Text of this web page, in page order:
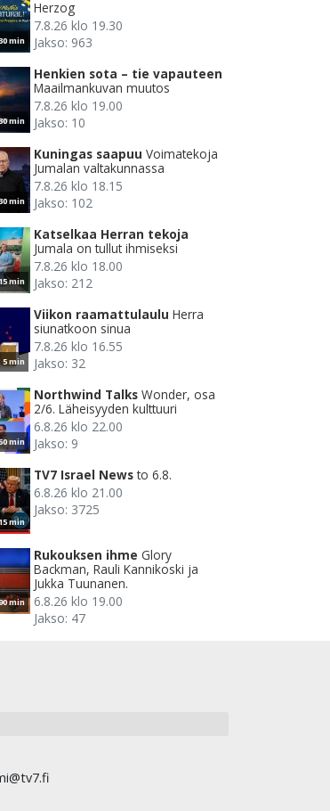
min
Herzog
7.8.26 klo 19.30
Jakso: 963
min
Henkien sota – tie vapauteen
Maailmankuvan muutos
7.8.26 klo 19.00
Jakso: 10
min
Kuningas saapuu Voimatekoja
Jumalan valtakunnassa
7.8.26 klo 18.15
Jakso: 102
15 min
Katselkaa Herran tekoja
Jumala on tullut ihmiseksi
7.8.26 klo 18.00
Jakso: 212
5 min
Viikon raamattulaulu Herra
siunatkoon sinua
7.8.26 klo 16.55
Jakso: 32
min
Northwind Talks Wonder, osa
2/6. Läheisyyden kulttuuri
6.8.26 klo 22.00
Jakso: 9
min
TV7 Israel News to 6.8.
6.8.26 klo 21.00
Jakso: 3725
min
Rukouksen ihme Glory
Backman, Rauli Kannikoski ja
Jukka Tuunanen.
6.8.26 klo 19.00
Jakso: 47